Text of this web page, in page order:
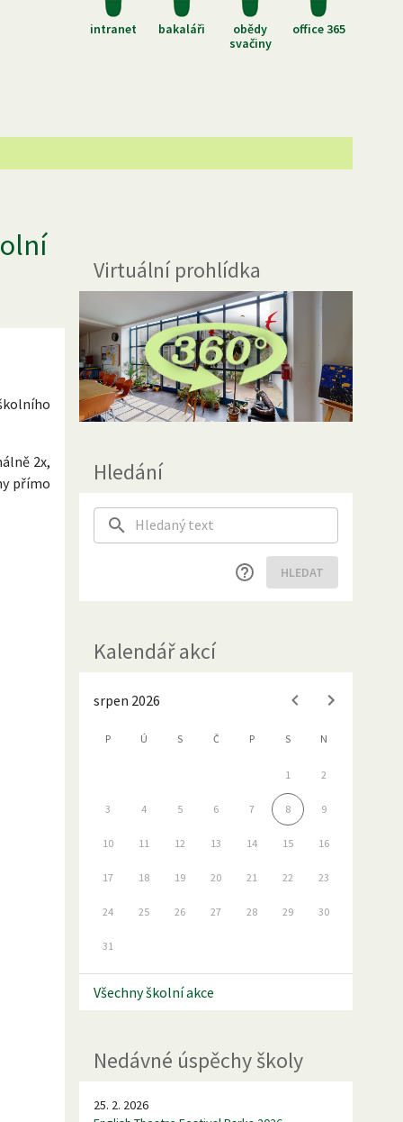
intranet bakaláři
obědy
svačiny
office 365
2x,
přímo
Virtuální prohlídka
Hledání
HLEDAT
Kalendář akcí
srpen 2026
P Ú S Č P S N
1 2
3 4 5 6 7 8 9
10 11 12 13 14 15 16
17 18 19 20 21 22 23
24 25 26 27 28 29 30
31
Všechny školní akce
Nedávné úspěchy školy
25. 2. 2026